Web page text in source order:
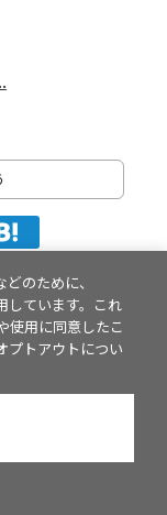
のために、
しています。これ
使用に同意したこ
プトアウトについ